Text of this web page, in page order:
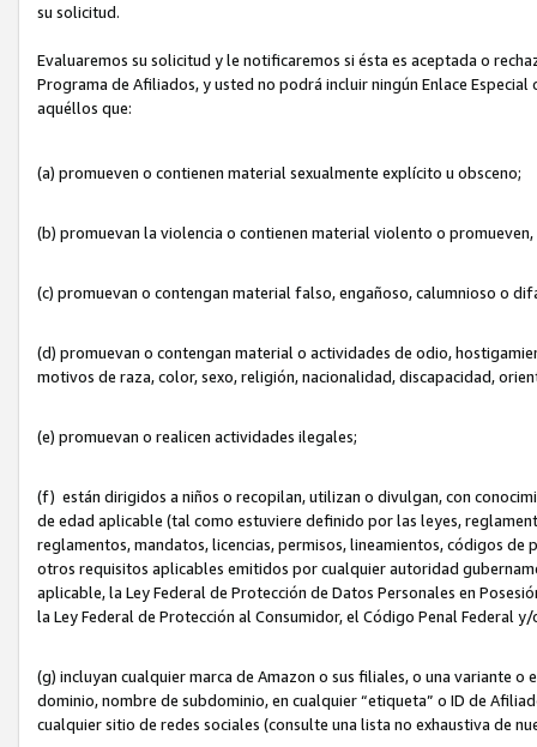
su solicitud.
Evaluaremos su solicitud y le notificaremos si ésta es aceptada o
Programa de Afiliados, y usted no podrá incluir ningún Enlace
aquéllos que:
(a) promueven o contienen material sexualmente explícito u obsceno;
(b) promuevan la violencia o contienen material violento o
(c) promuevan o contengan material falso, engañoso, calumnioso o
(d) promuevan o contengan material o actividades de odio,
motivos de raza, color, sexo, religión, nacionalidad, discapacidad,
(e) promuevan o realicen actividades ilegales;
(f) están dirigidos a niños o recopilan, utilizan o divulgan, con
de edad aplicable (tal como estuviere definido por las leyes,
reglamentos, mandatos, licencias, permisos, lineamientos, códigos
otros requisitos aplicables emitidos por cualquier autoridad
aplicable, la Ley Federal de Protección de Datos Personales en
la Ley Federal de Protección al Consumidor, el Código Penal Federal
(g) incluyan cualquier marca de Amazon o sus filiales, o una variante
dominio, nombre de subdominio, en cualquier “etiqueta” o ID de
cualquier sitio de redes sociales (consulte una lista no exhaustiva de